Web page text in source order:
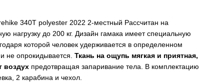
340T polyester 2022 2-местный Рассчитан на
нагрузку до 200 кг. Дизайн гамака имеет специальную
которой человек удерживается в определенном
не опрокидывается.Ткань на ощупь мягкая и приятная,
воздух предотвращая запаривание тела. В комплектацию
2 карабина и чехол.